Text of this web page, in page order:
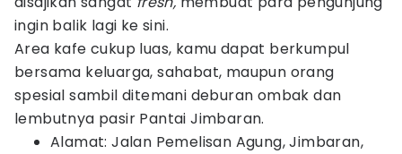
ingin balik lagi ke sini.
Area kafe cukup luas, kamu dapat berkumpul
bersama keluarga, sahabat, maupun orang
spesial sambil ditemani deburan ombak dan
lembutnya pasir Pantai Jimbaran.
Alamat: Jalan Pemelisan Agung, Jimbaran,